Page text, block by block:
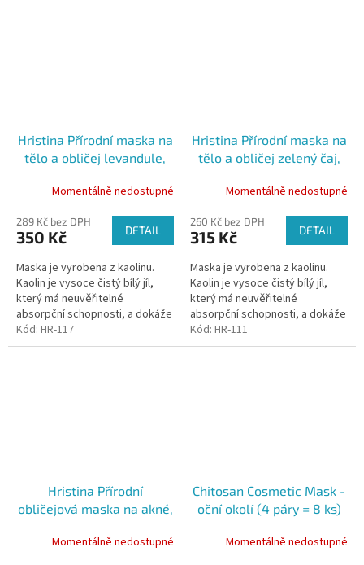
Hristina Přírodní maska na
tělo a obličej levandule,
Momentálně nedostupné
289 Kč bez DPH
350 Kč DETAIL
Maska je vyrobena z kaolinu.
Kaolin je vysoce čistý bílý jíl,
který má neuvěřitelné
absorpční schopnosti, a dokáže
zachytit nečistoty a toxiny v
kůži.
Kód: HR-117
Hristina Přírodní maska na
tělo a obličej zelený čaj,
Momentálně nedostupné
260 Kč bez DPH
315 Kč DETAIL
Maska je vyrobena z kaolinu.
Kaolin je vysoce čistý bílý jíl,
který má neuvěřitelné
absorpční schopnosti, a dokáže
zachytit nečistoty a toxiny v
kůži.
Kód: HR-111
Hristina Přírodní
obličejová maska na akné,
Momentálně nedostupné
Chitosan Cosmetic Mask -
oční okolí (4 páry = 8 ks)
Momentálně nedostupné